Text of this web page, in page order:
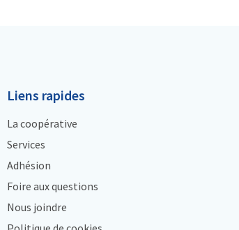
Liens rapides
La coopérative
Services
Adhésion
Foire aux questions
Nous joindre